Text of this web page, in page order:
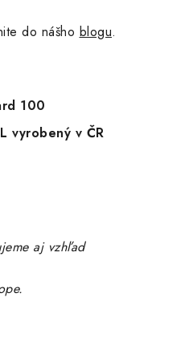
do nášho blogu.
100
vyrobený v ČR
aj vzhľad